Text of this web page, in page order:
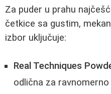
Za puder u prahu
četkice sa gustim,
izbor uključuje:
Real Techniques
odlična za